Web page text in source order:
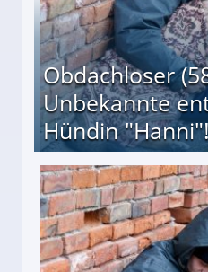
Obdachloser
Unbekannte
Hündin
entführten seine Hündin